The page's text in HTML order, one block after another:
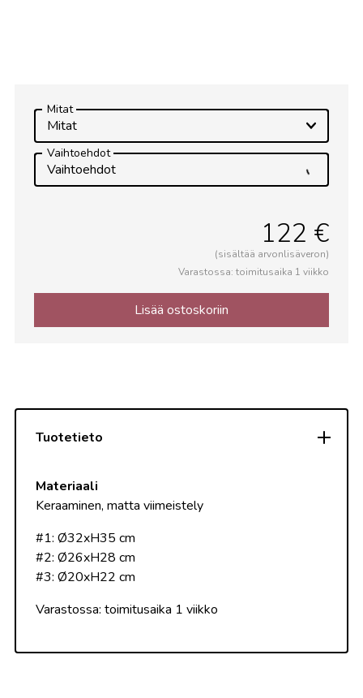
Mitat
Mitat
Vaihtoehdot
Vaihtoehdot
122 €
(sisältää arvonlisäveron)
Varastossa: toimitusaika 1 viikko
Lisää ostoskoriin
Tuotetieto
Materiaali
Keraaminen, matta viimeistely
#1: Ø32xH35 cm
#2: Ø26xH28 cm
#3: Ø20xH22 cm
Varastossa: toimitusaika 1 viikko